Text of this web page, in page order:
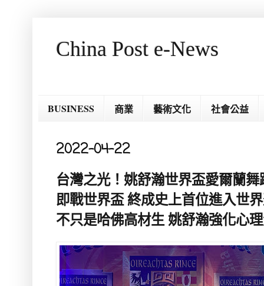
China Post e-News
BUSINESS 商業 藝術文化 社會公益
2022-04-22
台灣之光！姚舒瀚世界盃愛爾蘭
即戰世界盃 終成史上首位進入世
不只是哈佛高材生 姚舒瀚強化心